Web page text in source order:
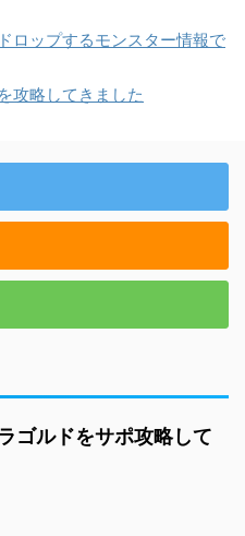
ロップするモンスター情報で
攻略してきました
ゴルドをサポ攻略して